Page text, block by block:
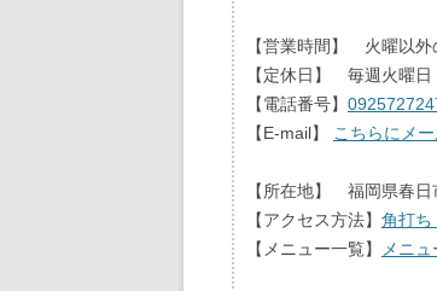
【営業時間】 火曜
【定休日】 毎週火曜日
【電話番号】
【E-mail】 こちらにメ
【所在地】 福岡県春
【アクセス方法】 角打
【メニュー一覧】
メニ